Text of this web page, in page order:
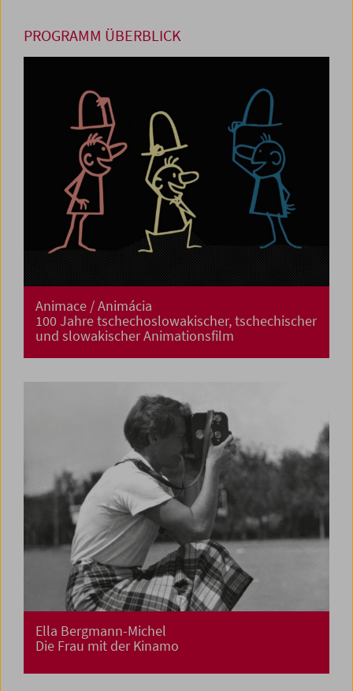
PROGRAMM ÜBERBLICK
Animace / Animácia
100 Jahre tschechoslowakischer, tschechischer
und slowakischer Animationsfilm
Ella Bergmann-Michel
Die Frau mit der Kinamo